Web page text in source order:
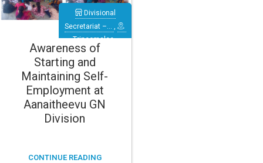
Awareness of
Starting and
Maintaining Self-
Employment at
Aanaitheevu GN
Division
Divisional
Secretariat –… ,
Trincomalee ,
Verugal
(Eachchilampattu)
CONTINUE READING